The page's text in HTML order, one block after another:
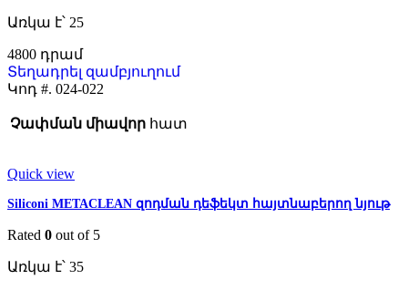
Առկա է՝ 25
4800
Տեղադրել զամբյուղում
Կոդ #. 024-022
Չափման միավոր հատ
Quick view
Siliconi METACLEAN զոդման դեֆեկտ հայտնաբերող նյութ
Rated 0 out of 5
Առկա է՝ 35